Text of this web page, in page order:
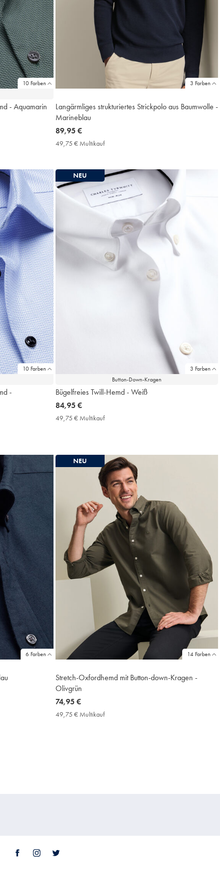
10 Farben
- Aquamarin
3 Farben
Langärmliges strukturiertes Strickpolo aus Baumwolle -
Marineblau
now
89,95
89,95 €
49,75 € Multikauf49,75
Price
10 Farben
-
3 Farben
Button-Down-Kragen
NEU
Bügelfreies Twill-Hemd - Weiß
now
84,95
84,95 €
49,75 € Multikauf49,75
6 Farben 14 Farben
NEU
Stretch-Oxfordhemd mit Button-down-Kragen -
Olivgrün
now
74,95
74,95 €
49,75 € Multikauf49,75